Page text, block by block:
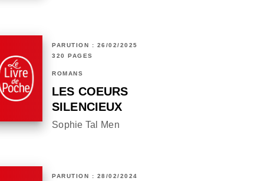
PARUTION : 26/02/2025
320 PAGES
ROMANS
LES COEURS
SILENCIEUX
Sophie Tal Men
PARUTION : 28/02/2024